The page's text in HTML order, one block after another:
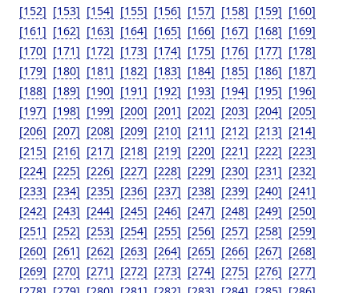
[152] [153] [154] [155] [156] [157] [158] [159] [160]
[161] [162] [163] [164] [165] [166] [167] [168] [169]
[170] [171] [172] [173] [174] [175] [176] [177] [178]
[179] [180] [181] [182] [183] [184] [185] [186] [187]
[188] [189] [190] [191] [192] [193] [194] [195] [196]
[197] [198] [199] [200] [201] [202] [203] [204] [205]
[206] [207] [208] [209] [210] [211] [212] [213] [214]
[215] [216] [217] [218] [219] [220] [221] [222] [223]
[224] [225] [226] [227] [228] [229] [230] [231] [232]
[233] [234] [235] [236] [237] [238] [239] [240] [241]
[242] [243] [244] [245] [246] [247] [248] [249] [250]
[251] [252] [253] [254] [255] [256] [257] [258] [259]
[260] [261] [262] [263] [264] [265] [266] [267] [268]
[269] [270] [271] [272] [273] [274] [275] [276] [277]